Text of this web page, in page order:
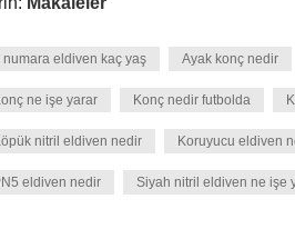
numara eldiven kaç yaş Ayak konç nedir
ne işe yarar Konç nedir futbolda
nitril eldiven nedir Koruyucu eldiven
eldiven nedir Siyah nitril eldiven ne işe